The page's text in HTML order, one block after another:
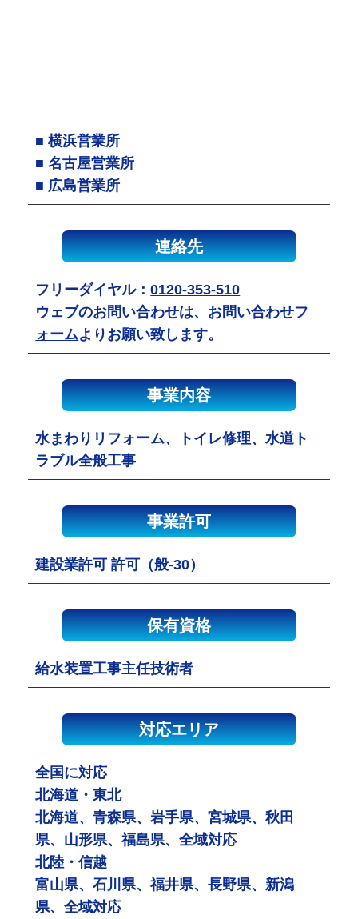
■ 横浜営業所
■ 名古屋営業所
■ 広島営業所
連絡先
フリーダイヤル：0120-353-510
ウェブのお問い合わせは、 お問い合わせフ
ォームよりお願い致します。
事業内容
水まわりリフォーム、トイレ修理、水道ト
ラブル全般工事
事業許可
建設業許可 許可（般-30）
保有資格
給水装置工事主任技術者
対応エリア
全国に対応
北海道・東北
北海道、青森県、岩手県、宮城県、秋田
県、山形県、福島県、全域対応
北陸・信越
富山県、石川県、福井県、長野県、新潟
県、全域対応